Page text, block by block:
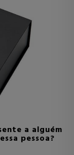
a alguém
pessoa?